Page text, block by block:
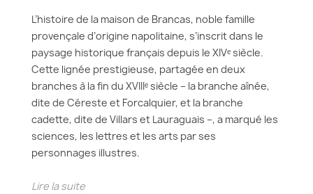
L’histoire de la maison de Brancas, noble famille
provençale d’origine napolitaine, s’inscrit dans le
paysage historique français depuis le XIVᵉ siècle.
Cette lignée prestigieuse, partagée en deux
branches à la fin du XVIIIᵉ siècle – la branche aînée,
dite de Céreste et Forcalquier, et la branche
cadette, dite de Villars et Lauraguais –, a marqué les
sciences, les lettres et les arts par ses
personnages illustres.
Lire la suite